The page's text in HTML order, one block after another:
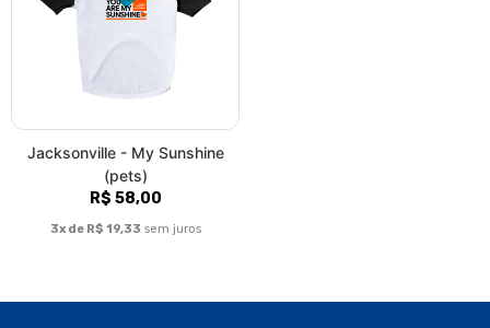
Jacksonville - My Sunshine
(pets)
R$ 58,00
3x de R$ 19,33 sem juros